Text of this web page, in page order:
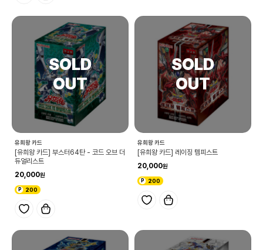
유희왕 카드
[유희왕 카드] 부스터64탄 - 코드 오브 더
듀얼리스트
20,000
200
유희왕 카드
[유희왕 카드] 레이징 템피스트
20,000
200